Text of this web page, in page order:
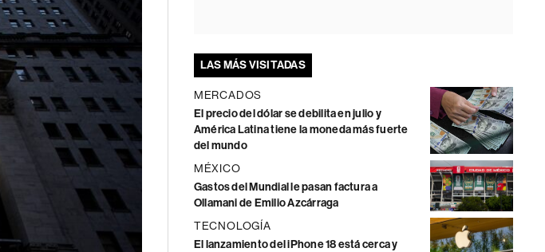
LAS MÁS VISITADAS
MERCADOS
El precio del dólar se debilita en julio y
América Latina tiene la moneda más fuerte
del mundo
MÉXICO
Gastos del Mundial le pasan factura a
Ollamani de Emilio Azcárraga
TECNOLOGÍA
El lanzamiento del iPhone 18 está cerca y